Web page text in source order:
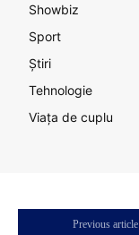
Showbiz
Sport
Știri
Tehnologie
Viața de cuplu
Previous article